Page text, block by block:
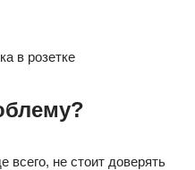
не стоит доверять